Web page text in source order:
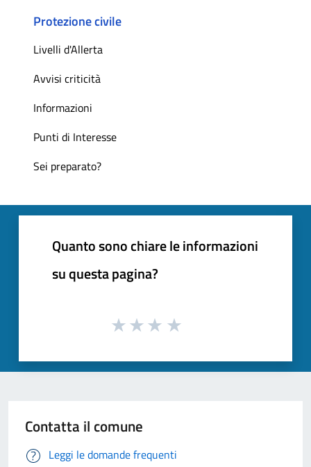
Protezione civile
Livelli d'Allerta
Avvisi criticità
Informazioni
Punti di Interesse
Sei preparato?
Quanto sono chiare le informazioni
su questa pagina?
Contatta il comune
Leggi le domande frequenti